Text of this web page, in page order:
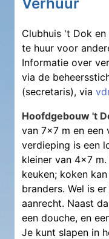
Clubhuis 't Dok
te huur voor
Informatie over
via de
(secretaris), via
Hoofdgebouw 't
van 7x7 m en een
verdieping is een
kleiner van 4x7
keuken; koken
branders. Wel is
aanrecht. Naast
een douche, en
Je kunt slapen in